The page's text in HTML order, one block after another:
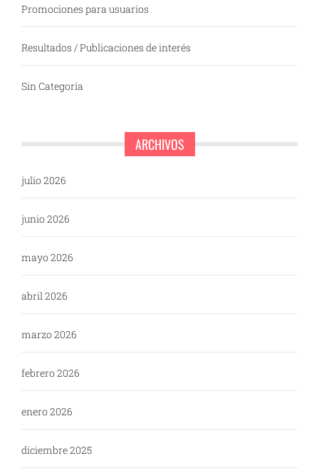
Promociones para usuarios
Resultados / Publicaciones de interés
Sin Categoría
ARCHIVOS
julio 2026
junio 2026
mayo 2026
abril 2026
marzo 2026
febrero 2026
enero 2026
diciembre 2025